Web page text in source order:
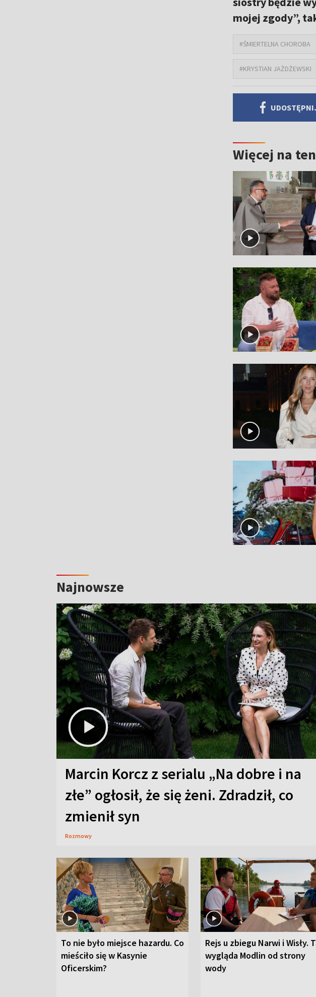
mojej zgody”,
#ŚMIERTELNA CHOROBA
#KRYSTIAN JAŻDŻEWSKI
Więcej na
Najnowsze
Marcin Korcz z serialu „Na dobre i na
złe” ogłosił, że się żeni. Zdradził, co
zmienił syn
Rozmowy
To nie było miejsce hazardu. Co
mieściło się w Kasynie
Oficerskim?
Rejs u zbiegu Narwi i Wisły.
wygląda Modlin od strony
wody